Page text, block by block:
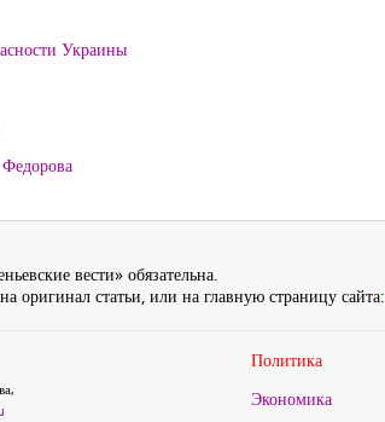
Украины
вести» обязательна.
оригинал статьи, или на главную страницу сайта:
Политика
Экономика